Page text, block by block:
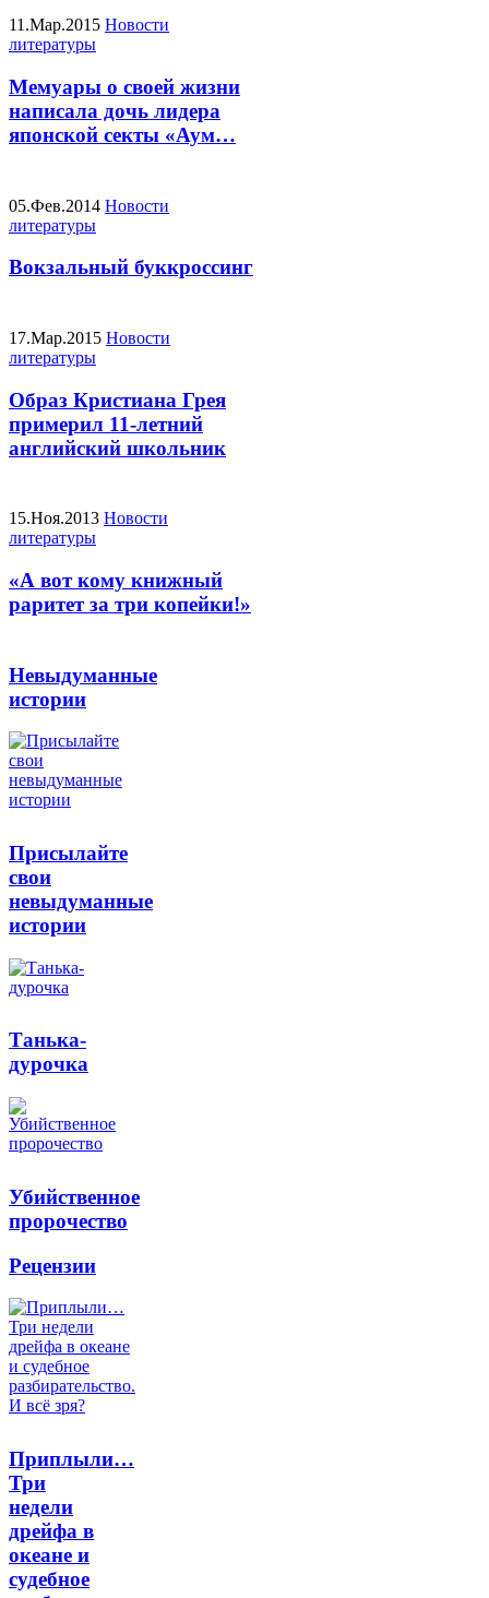
11.Мар.2015 Новости
литературы
Мемуары о своей жизни
написала дочь лидера
японской секты «Аум…
05.Фев.2014 Новости
литературы
Вокзальный буккроссинг
17.Мар.2015 Новости
литературы
Образ Кристиана Грея
примерил 11-летний
английский школьник
15.Ноя.2013 Новости
литературы
«А вот кому книжный
раритет за три копейки!»
Невыдуманные
истории
Присылайте
свои
невыдуманные
истории
Танька-
дурочка
Убийственное
пророчество
Рецензии
Приплыли…
Три
недели
дрейфа в
океане и
судебное